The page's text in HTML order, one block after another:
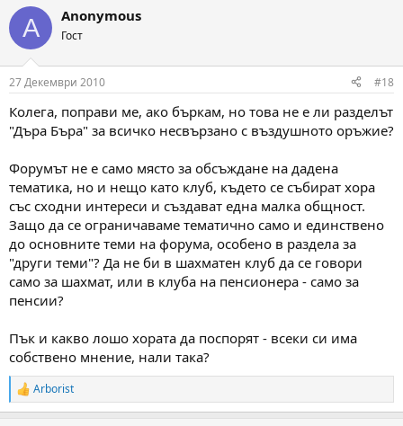
A Anonymous
Гост
27 Декември 2010 #18
Колега, поправи ме, ако бъркам, но това не е ли разделът
"Дъра Бъра" за всичко несвързано с въздушното оръжие?
Форумът не е само място за обсъждане на дадена
тематика, но и нещо като клуб, където се събират хора
със сходни интереси и създават една малка общност.
Защо да се ограничаваме тематично само и единствено
до основните теми на форума, особено в раздела за
"други теми"? Да не би в шахматен клуб да се говори
само за шахмат, или в клуба на пенсионера - само за
пенсии?
Пък и какво лошо хората да поспорят - всеки си има
собствено мнение, нали така?
R
e
Arborist